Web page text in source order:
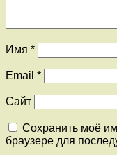
Имя *
Email *
Сайт
Сохранить моё
браузере для